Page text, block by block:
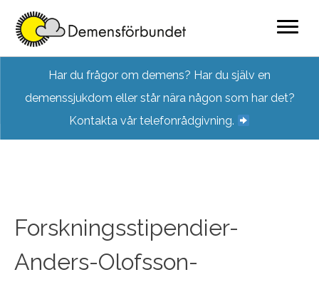
content
Har du frågor om demens? Har du själv en
demenssjukdom eller står nära någon som har det?
Kontakta vår telefonrådgivning.
Forskningsstipendier-
Anders-Olofsson-